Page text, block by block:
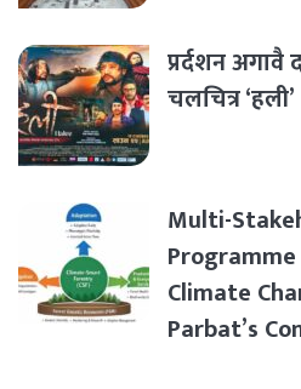
प्रर्दशन
चलचित्र ‘हली’
Multi-
Climate
Parbat’s